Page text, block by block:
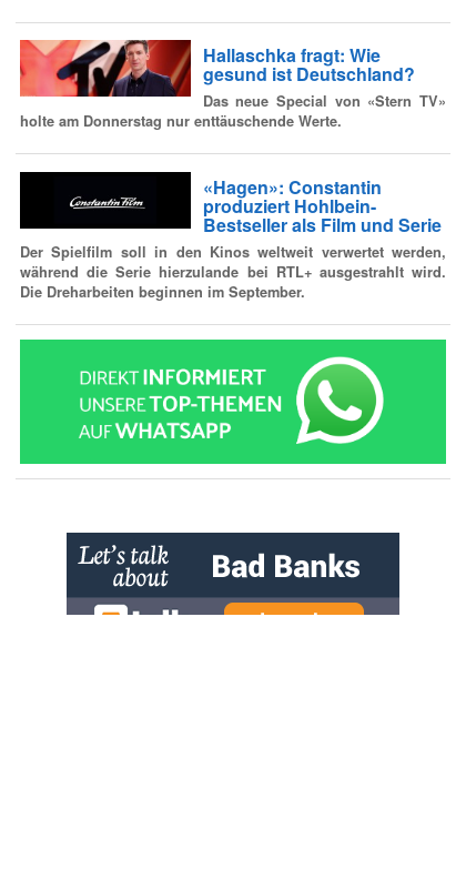
Hallaschka fragt: Wie
gesund ist Deutschland?
Das neue Special von «Stern TV»
holte am Donnerstag nur enttäuschende Werte.
«Hagen»: Constantin
produziert Hohlbein-
Bestseller als Film und Serie
Der Spielfilm soll in den Kinos weltweit verwertet werden,
während die Serie hierzulande bei RTL+ ausgestrahlt wird.
Die Dreharbeiten beginnen im September.